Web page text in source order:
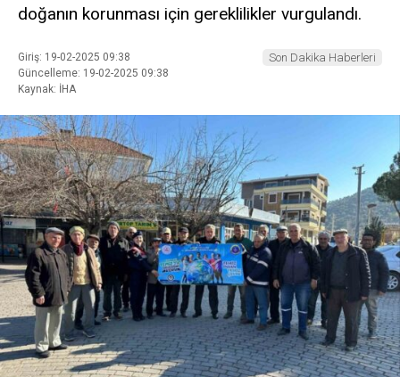
doğanın korunması için gereklilikler vurgulandı.
Giriş: 19-02-2025 09:38
Güncelleme: 19-02-2025 09:38
Kaynak: İHA
Son Dakika Haberleri